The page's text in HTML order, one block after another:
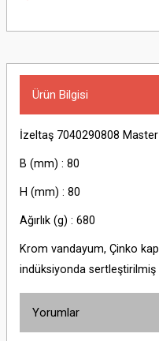
Ürün Bilgisi
İzeltaş 7040290808
B (mm) : 80
H (mm) : 80
Ağırlık (g) : 680
Krom vandayum, Çinko
indüksiyonda sertleştirilmiş
Yorumlar